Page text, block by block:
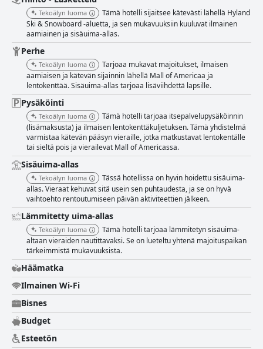
Tekoälyn luoma
Tämä hotelli sijaitsee kätevästi lähellä Hyland
Ski & Snowboard -aluetta, ja sen mukavuuksiin kuuluvat ilmainen
aamiainen ja sisäuima-allas.
Perhe
Tekoälyn luoma
Tarjoaa mukavat majoitukset, ilmaisen
aamiaisen ja kätevän sijainnin lähellä Mall of Americaa ja
lentokenttää. Sisäuima-allas tarjoaa lisäviihdettä lapsille.
Pysäköinti
Tekoälyn luoma
Tämä hotelli tarjoaa itsepalvelupysäköinnin
(lisämaksusta) ja ilmaisen lentokenttäkuljetuksen. Tämä yhdistelmä
varmistaa kätevän pääsyn vieraille, jotka matkustavat lentokentälle
tai sieltä pois ja vierailevat Mall of Americassa.
Sisäuima-allas
Tekoälyn luoma
Tässä hotellissa on hyvin hoidettu sisäuima-
allas. Vieraat kehuvat sitä usein sen puhtaudesta, ja se on hyvä
vaihtoehto rentoutumiseen päivän aktiviteettien jälkeen.
Lämmitetty uima-allas
Tekoälyn luoma
Tämä hotelli tarjoaa lämmitetyn sisäuima-
altaan vieraiden nautittavaksi. Se on lueteltu yhtenä majoituspaikan
tärkeimmistä mukavuuksista.
Häämatka
Ilmainen Wi-Fi
Bisnes
Budget
Esteetön